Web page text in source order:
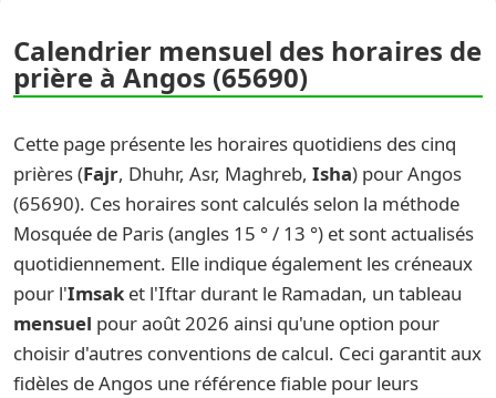
Calendrier mensuel des horaires de
prière à Angos (65690)
Cette page présente les horaires quotidiens des cinq
prières (Fajr, Dhuhr, Asr, Maghreb, Isha) pour Angos
(65690). Ces horaires sont calculés selon la méthode
Mosquée de Paris (angles 15 ° / 13 °) et sont actualisés
quotidiennement. Elle indique également les créneaux
pour l'Imsak et l'Iftar durant le Ramadan, un tableau
mensuel pour août 2026 ainsi qu'une option pour
choisir d'autres conventions de calcul. Ceci garantit aux
fidèles de Angos une référence fiable pour leurs